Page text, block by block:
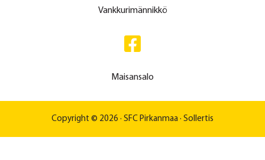
Vankkurimännikkö
Maisansalo
Copyright © 2026 · SFC Pirkanmaa · Sollertis